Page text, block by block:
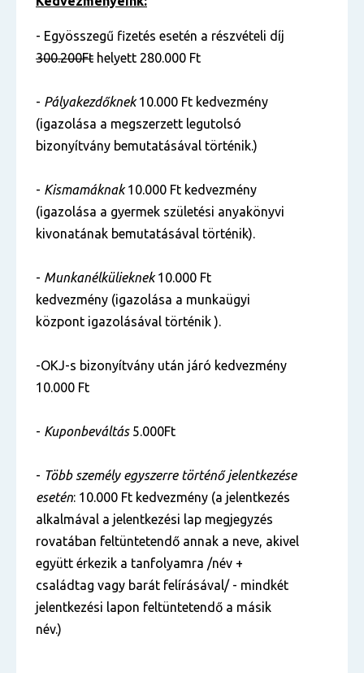
- Egyösszegű fizetés esetén a részvételi díj
300.200Ft helyett 280.000 Ft
- Pályakezdőknek10.000 Ft kedvezmény
(igazolása a megszerzett legutolsó
bizonyítvány bemutatásával történik.)
- Kismamáknak10.000 Ft kedvezmény
(igazolása a gyermek születési anyakönyvi
kivonatának bemutatásával történik).
- Munkanélkülieknek10.000 Ft
kedvezmény (igazolása a munkaügyi
központ igazolásával történik ).
-OKJ-s bizonyítvány után járó kedvezmény
10.000 Ft
- Kuponbeváltás5.000Ft
- Több személy egyszerre történő jelentkezése
esetén: 10.000 Ft kedvezmény (a jelentkezés
alkalmával a jelentkezési lap megjegyzés
rovatában feltüntetendő annak a neve, akivel
együtt érkezik a tanfolyamra /név +
családtag vagy barát felírásával/ - mindkét
jelentkezési lapon feltüntetendő a másik
név.)